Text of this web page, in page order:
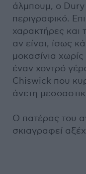
άλμπουμ, ο Dury
περιγραφικό.
χαρακτήρες και
αν είναι, ίσως
μοκασίνια
έναν χοντρό
Chiswick που
άνετη
Ο πατέρας του
σκιαγραφεί